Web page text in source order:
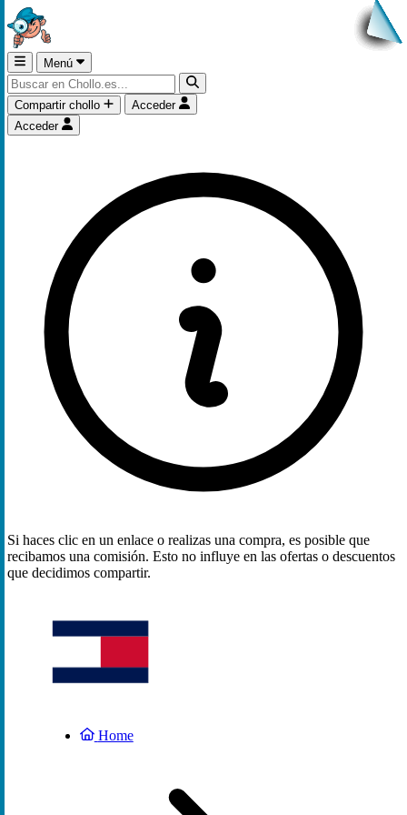
Menú
Compartir chollo
Acceder
Acceder
Si haces clic en un enlace o realizas una compra, es posible que
recibamos una comisión. Esto no influye en las ofertas o descuentos
que decidimos compartir.
Home